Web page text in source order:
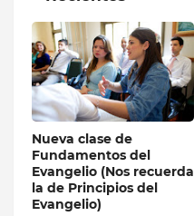
Nueva clase de
Fundamentos del
Evangelio (Nos recuerda
la de Principios del
Evangelio)